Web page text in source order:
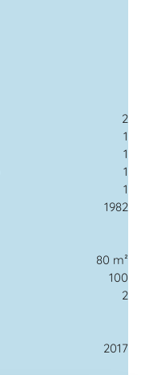
2
1
1
1
1
1982
80 m²
100
2
2017